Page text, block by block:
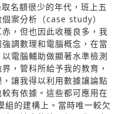
名額很少的年代，班上五
案分析（case study）
，但也因此收穫良多，我
調數理和電腦概念，在當
電腦輔助做顯著水準檢測
，管科所給予我的教育，
讓我得以利用數據讓論點
有依據。這些都可應用在
的建構上。當時唯一較欠